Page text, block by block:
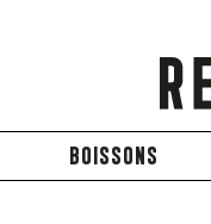
BOISSONS